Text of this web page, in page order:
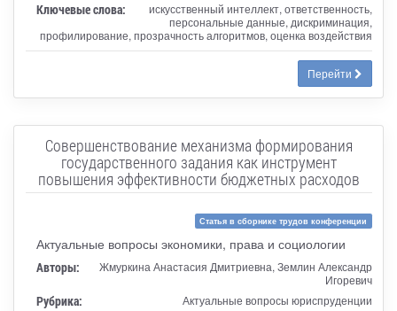
Ключевые слова:
искусственный интеллект, ответственность,
персональные данные, дискриминация,
профилирование, прозрачность алгоритмов, оценка воздействия
Перейти
Cовершенствование механизма формирования
государственного задания как инструмент
повышения эффективности бюджетных расходов
Статья в сборнике трудов конференции
Актуальные вопросы экономики, права и социологии
Авторы:
Жмуркина Анастасия Дмитриевна, Землин Александр
Игоревич
Рубрика: Актуальные вопросы юриспруденции